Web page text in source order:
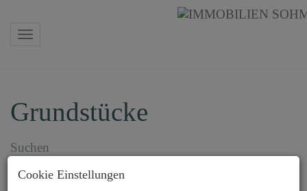
Navigation anzeigen
Grundstücke
Suchen
Objektnummer
Cookie Einstellungen